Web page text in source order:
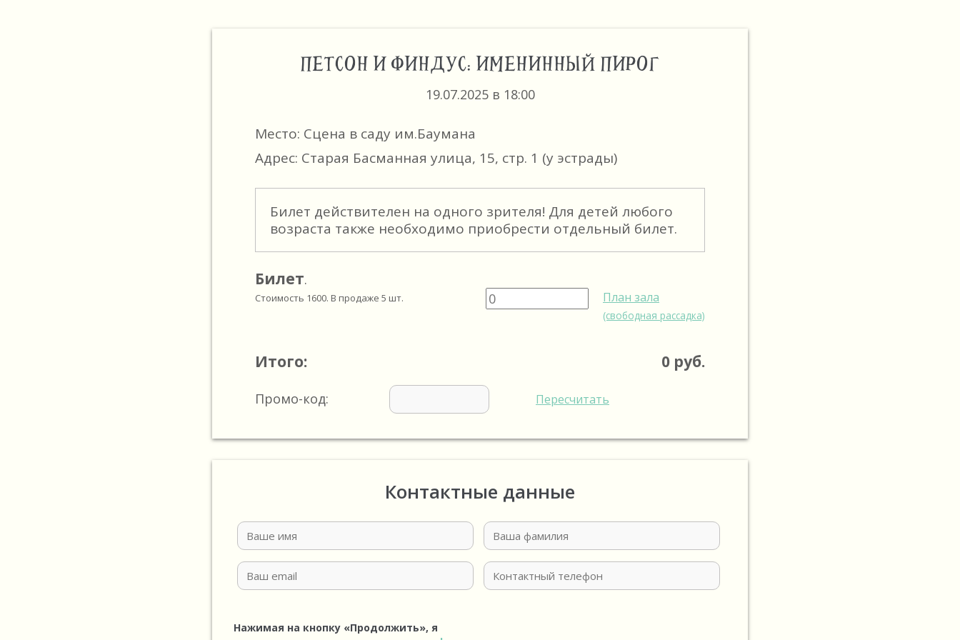
ПЕТСОН И ФИНДУС: ИМЕНИННЫЙ ПИРОГ
19.07.2025 в 18:00
Место: Сцена в саду им.Баумана
Адрес: Старая Басманная улица, 15, стр. 1 (у эстрады)
Билет действителен на одного зрителя! Для детей любого
возраста также необходимо приобрести отдельный билет.
Билет.
Стоимость 1600. В продаже 5 шт. План зала
(свободная рассадка)
Итого: 0 руб.
Промо-код: Пересчитать
Контактные данные
Нажимая на кнопку «Продолжить», я